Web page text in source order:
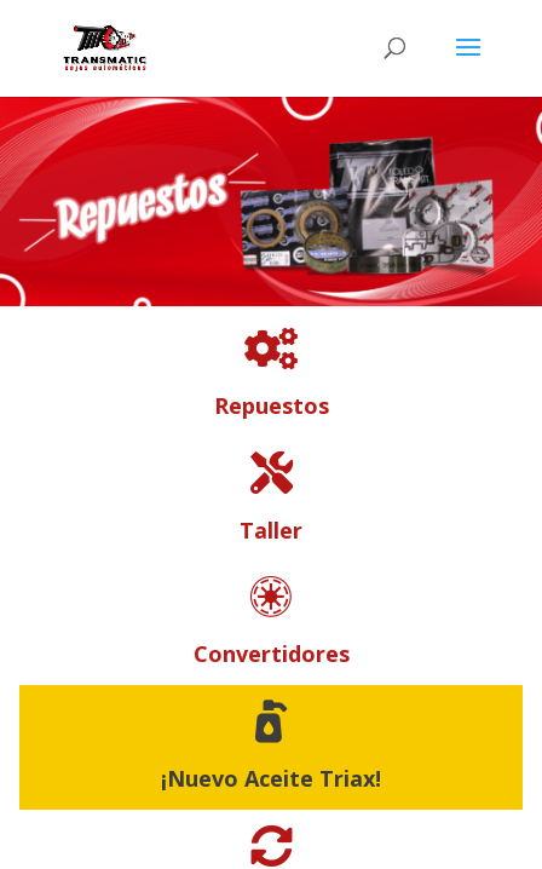

Repuestos

Taller

Convertidores

¡Nuevo Aceite Triax!
